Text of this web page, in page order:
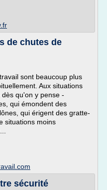
de chutes de
sont beaucoup plus
Aux situations
qu'on y pense -
qui émondent des
qui érigent des gratte-
situations moins
sécurité